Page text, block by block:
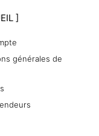
]
générales de